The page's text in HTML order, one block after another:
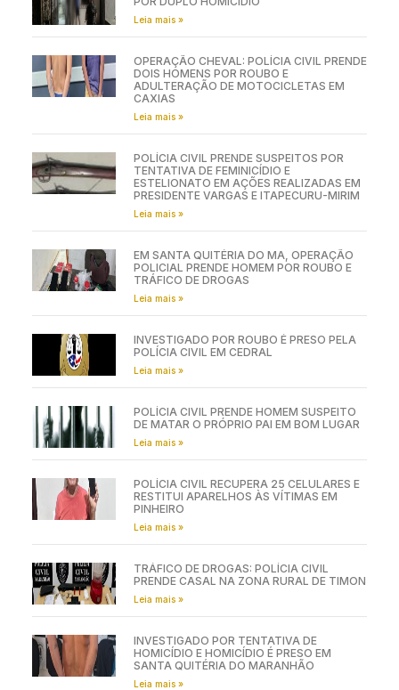
Leia mais »
OPERAÇÃO CHEVAL: POLÍCIA CIVIL PRENDE
DOIS HOMENS POR ROUBO E
ADULTERAÇÃO DE MOTOCICLETAS EM
CAXIAS
Leia mais »
POLÍCIA CIVIL PRENDE SUSPEITOS POR
TENTATIVA DE FEMINICÍDIO E
ESTELIONATO EM AÇÕES REALIZADAS EM
PRESIDENTE VARGAS E ITAPECURU-MIRIM
Leia mais »
EM SANTA QUITÉRIA DO MA, OPERAÇÃO
POLICIAL PRENDE HOMEM POR ROUBO E
TRÁFICO DE DROGAS
Leia mais »
INVESTIGADO POR ROUBO É PRESO PELA
POLÍCIA CIVIL EM CEDRAL
Leia mais »
POLÍCIA CIVIL PRENDE HOMEM SUSPEITO
DE MATAR O PRÓPRIO PAI EM BOM LUGAR
Leia mais »
POLÍCIA CIVIL RECUPERA 25 CELULARES E
RESTITUI APARELHOS ÀS VÍTIMAS EM
PINHEIRO
Leia mais »
TRÁFICO DE DROGAS: POLÍCIA CIVIL
PRENDE CASAL NA ZONA RURAL DE TIMON
Leia mais »
INVESTIGADO POR TENTATIVA DE
HOMICÍDIO E HOMICÍDIO É PRESO EM
SANTA QUITÉRIA DO MARANHÃO
Leia mais »